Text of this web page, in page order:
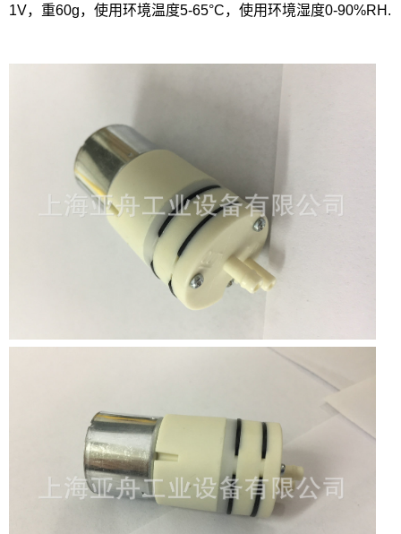
1V，重60g，使用环境温度5-65°C，使用环境湿度0-90%RH.